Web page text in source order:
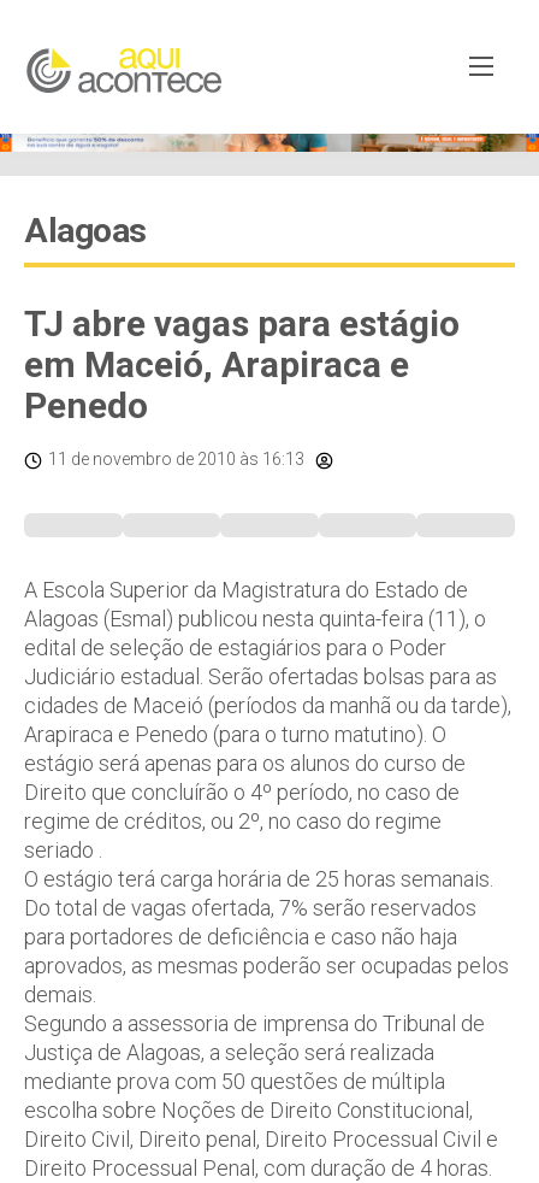
Alagoas
TJ abre vagas para estágio
em Maceió, Arapiraca e
Penedo
11 de novembro de 2010 às 16:13
A Escola Superior da Magistratura do Estado de
Alagoas (Esmal) publicou nesta quinta-feira (11), o
edital de seleção de estagiários para o Poder
Judiciário estadual. Serão ofertadas bolsas para as
cidades de Maceió (períodos da manhã ou da tarde),
Arapiraca e Penedo (para o turno matutino). O
estágio será apenas para os alunos do curso de
Direito que concluírão o 4º período, no caso de
regime de créditos, ou 2º, no caso do regime
seriado .
O estágio terá carga horária de 25 horas semanais.
Do total de vagas ofertada, 7% serão reservados
para portadores de deficiência e caso não haja
aprovados, as mesmas poderão ser ocupadas pelos
demais.
Segundo a assessoria de imprensa do Tribunal de
Justiça de Alagoas, a seleção será realizada
mediante prova com 50 questões de múltipla
escolha sobre Noções de Direito Constitucional,
Direito Civil, Direito penal, Direito Processual Civil e
Direito Processual Penal, com duração de 4 horas.